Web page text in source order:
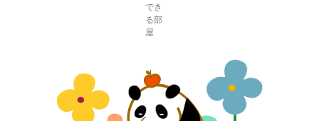
でき
る部
屋